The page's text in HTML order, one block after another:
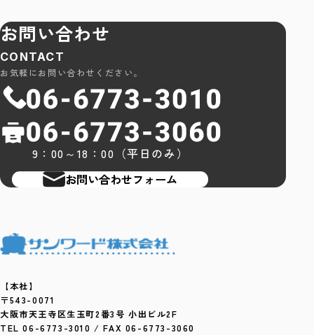
お問い合わせ
CONTACT
お気軽にお問い合わせください。
9：00～18：00（平日のみ）
お問い合わせフォーム
【本社】
〒543-0071
大阪市天王寺区生玉町2番3号 小出ビル2F
TEL 06-6773-3010 / FAX 06-6773-3060